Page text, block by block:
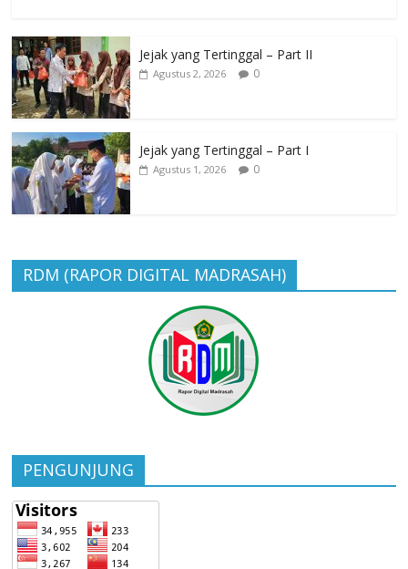
Jejak yang Tertinggal – Part II
Agustus 2, 2026 0
Jejak yang Tertinggal – Part I
Agustus 1, 2026 0
RDM (RAPOR DIGITAL MADRASAH)
PENGUNJUNG